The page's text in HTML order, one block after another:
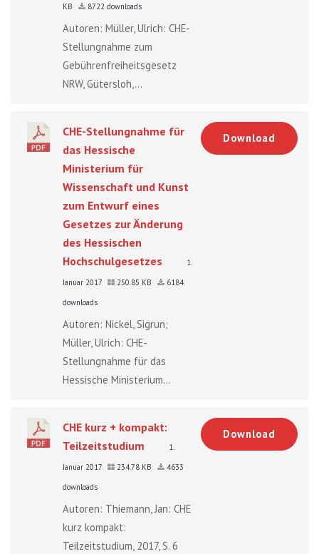
KB
8722 downloads
Autoren: Müller, Ulrich: CHE-
Stellungnahme zum
Gebührenfreiheitsgesetz
NRW, Gütersloh,...
CHE-Stellungnahme für
das Hessische
Ministerium für
Wissenschaft und Kunst
zum Entwurf eines
Gesetzes zur Änderung
des Hessischen
Hochschulgesetzes
1.
Januar 2017
250.85 KB
6184
downloads
Autoren: Nickel, Sigrun;
Müller, Ulrich: CHE-
Stellungnahme für das
Hessische Ministerium...
Download
CHE kurz + kompakt:
Teilzeitstudium
1.
Januar 2017
234.78 KB
4633
downloads
Autoren: Thiemann, Jan: CHE
kurz kompakt:
Teilzeitstudium, 2017, S. 6
Download